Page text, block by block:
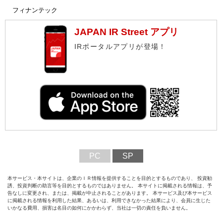
フィナンテック
JAPAN IR Street アプリ
IRポータルアプリが登場！
PC SP
本サービス・本サイトは、企業のＩＲ情報を提供することを目的とするものであり、 投資勧
誘、投資判断の助言等を目的とするものではありません。 本サイトに掲載される情報は、予
告なしに変更され、または、掲載が中止されることがあります。 本サービス及び本サービス
に掲載される情報を利用した結果、あるいは、利用できなかった結果により、会員に生じた
いかなる費用、損害は名目の如何にかかわらず、当社は一切の責任を負いません。